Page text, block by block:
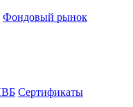
Фондовый рынок
Сертификаты